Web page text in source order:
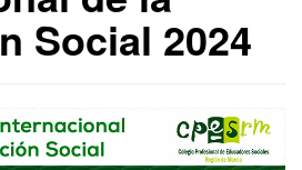
Social 2024